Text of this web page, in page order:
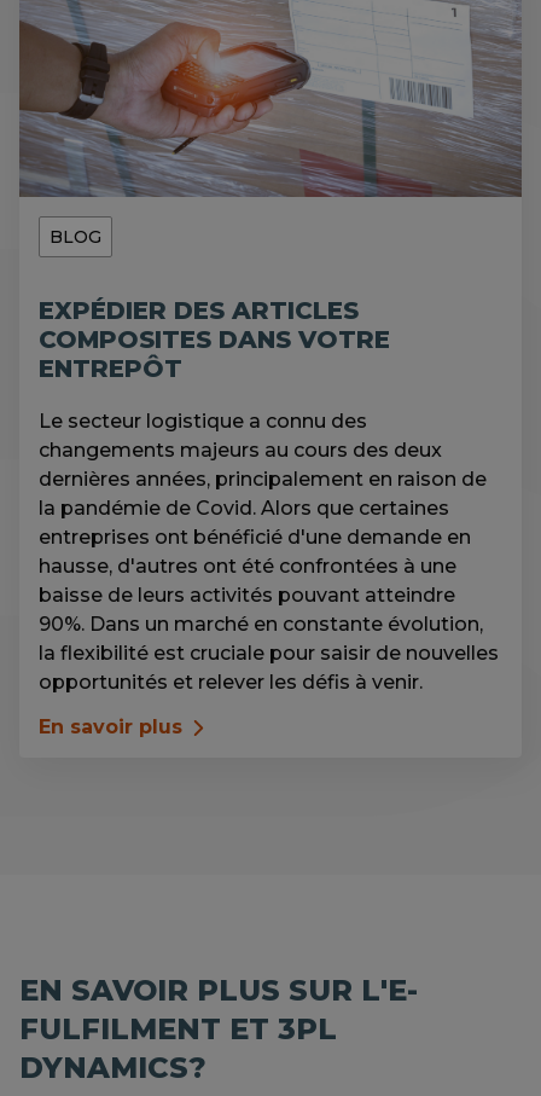
BLOG
EXPÉDIER DES ARTICLES
COMPOSITES DANS VOTRE
ENTREPÔT
Le secteur logistique a connu des
changements majeurs au cours des deux
dernières années, principalement en raison de
la pandémie de Covid. Alors que certaines
entreprises ont bénéficié d'une demande en
hausse, d'autres ont été confrontées à une
baisse de leurs activités pouvant atteindre
90%. Dans un marché en constante évolution,
la flexibilité est cruciale pour saisir de nouvelles
opportunités et relever les défis à venir.
En savoir plus
EN SAVOIR PLUS SUR L'E-
FULFILMENT ET 3PL
DYNAMICS?